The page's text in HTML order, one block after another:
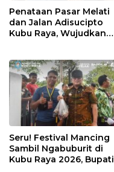
Penataan Pasar Melati
dan Jalan Adisucipto
Kubu Raya, Wujudkan
Seru! Festival Mancing
Sambil Ngabuburit di
Kubu Raya 2026, Bupati